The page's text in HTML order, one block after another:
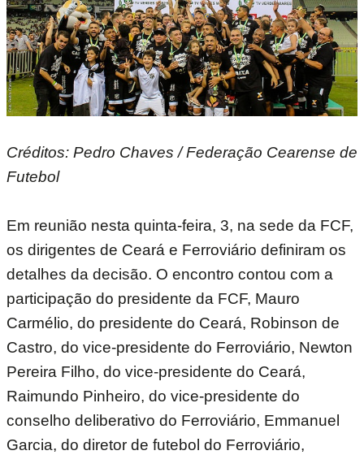
Créditos: Pedro Chaves / Federação Cearense de
Futebol
Em reunião nesta quinta-feira, 3, na sede da FCF,
os dirigentes de Ceará e Ferroviário definiram os
detalhes da decisão. O encontro contou com a
participação do presidente da FCF, Mauro
Carmélio, do presidente do Ceará, Robinson de
Castro, do vice-presidente do Ferroviário, Newton
Pereira Filho, do vice-presidente do Ceará,
Raimundo Pinheiro, do vice-presidente do
conselho deliberativo do Ferroviário, Emmanuel
Garcia, do diretor de futebol do Ferroviário,